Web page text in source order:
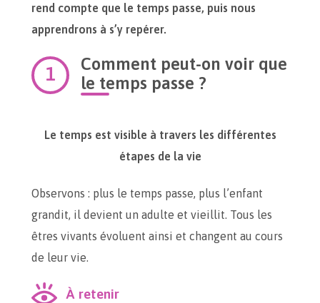
rend compte que le temps passe, puis nous
apprendrons à s’y repérer.
Comment peut-on voir que
le temps passe ?
Le temps est visible à travers les différentes
étapes de la vie
Observons : plus le temps passe, plus l’enfant
grandit, il devient un adulte et vieillit. Tous les
êtres vivants évoluent ainsi et changent au cours
de leur vie.
À retenir